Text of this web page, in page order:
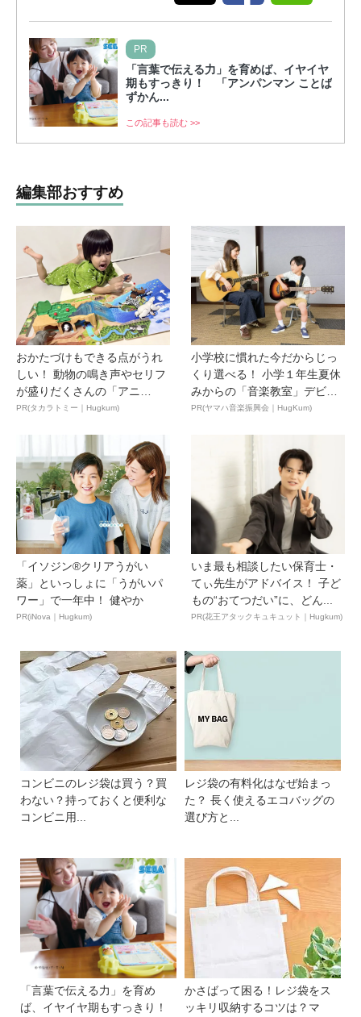
PR
「言葉で伝える力」を育めば、イヤイヤ
期もすっきり！ 「アンパンマン ことば
ずかん...
この記事も読む >>
編集部おすすめ
おかたづけもできる点がうれ
しい！ 動物の鳴き声やセリフ
が盛りだくさんの「アニ
ア ...
PR(タカラトミー｜Hugkum)
小学校に慣れた今だからじっ
くり選べる！ 小学１年生夏休
みからの「音楽教室」デビ
ュ...
PR(ヤマハ音楽振興会｜HugKum)
「イソジン®クリアうがい
薬」といっしょに「うがいパ
ワー」で一年中！ 健やか
PR(iNova｜Hugkum)
いま最も相談したい保育士・
てぃ先生がアドバイス！ 子ど
もの“おてつだい”に、どん...
PR(花王アタックキュキュット｜Hugkum)
コンビニのレジ袋は買う？買
わない？持っておくと便利な
コンビニ用...
レジ袋の有料化はなぜ始まっ
た？ 長く使えるエコバッグの
選び方と...
「言葉で伝える力」を育め
ば、イヤイヤ期もすっきり！
かさばって困る！レジ袋をス
ッキリ収納するコツは？マ